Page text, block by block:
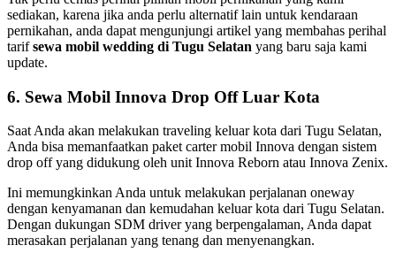
sediakan, karena jika anda perlu alternatif lain untuk kendaraan
pernikahan, anda dapat mengunjungi artikel yang membahas perihal
tarifsewa mobil wedding di Tugu Selatan yang baru saja kami
update.
6. Sewa Mobil Innova Drop Off Luar Kota
Saat Anda akan melakukan traveling keluar kota dari Tugu Selatan,
Anda bisa memanfaatkan paket carter mobil Innova dengan sistem
drop off yang didukung oleh unit Innova Reborn atau Innova Zenix.
Ini memungkinkan Anda untuk melakukan perjalanan oneway
dengan kenyamanan dan kemudahan keluar kota dari Tugu Selatan.
Dengan dukungan SDM driver yang berpengalaman, Anda dapat
merasakan perjalanan yang tenang dan menyenangkan.